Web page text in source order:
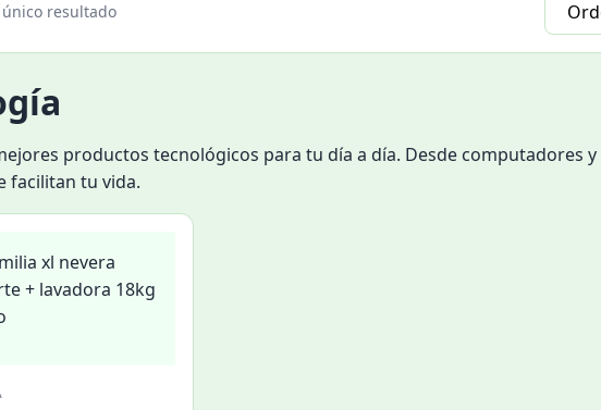
resultado
productos tecnológicos para tu día a día. Desde computadores
facilitan tu vida.